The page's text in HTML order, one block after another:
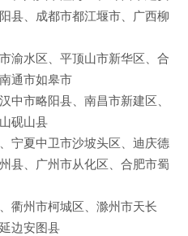
县、成都市都江堰市、广西柳
渝水区、平顶山市新华区、合
通市如皋市
中市略阳县、南昌市新建区、
砚山县
宁夏中卫市沙坡头区、迪庆德
县、广州市从化区、合肥市蜀
衢州市柯城区、滁州市天长
边安图县